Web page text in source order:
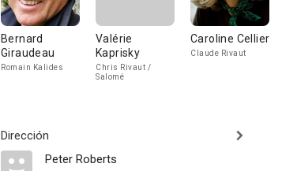
Bernard
Giraudeau
Romain Kalides
Valérie
Kaprisky
Chris Rivaut /
Salomé
Caroline Cellier
Claude Rivaut
Dirección
Peter Roberts